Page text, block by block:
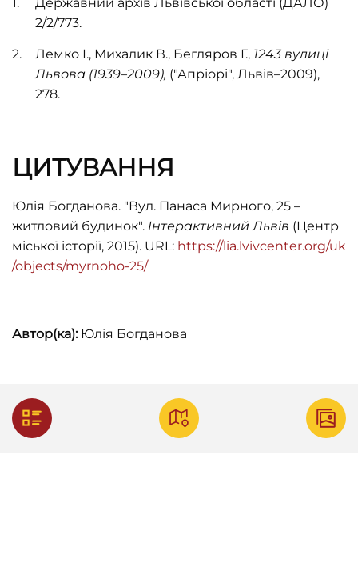
2/2/773.
Лемко І., Михалик В., Бегляров Г., 1243 вулиці
Львова (1939–2009), ("Апріорі", Львів–2009),
278.
ЦИТУВАННЯ
Юлія Богданова. "Вул. Панаса Мирного, 25 –
житловий будинок". Інтерактивний Львів (Центр
міської історії, 2015). URL: https://lia.lvivcenter.org/uk
/objects/myrnoho-25/
Автор(ка):Юлія Богданова